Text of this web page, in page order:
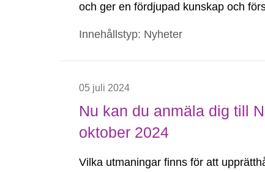
och ger en fördjupad kunskap och
Innehållstyp: Nyheter
05 juli 2024
Nu kan du anmäla dig till
oktober 2024
Vilka utmaningar finns för att